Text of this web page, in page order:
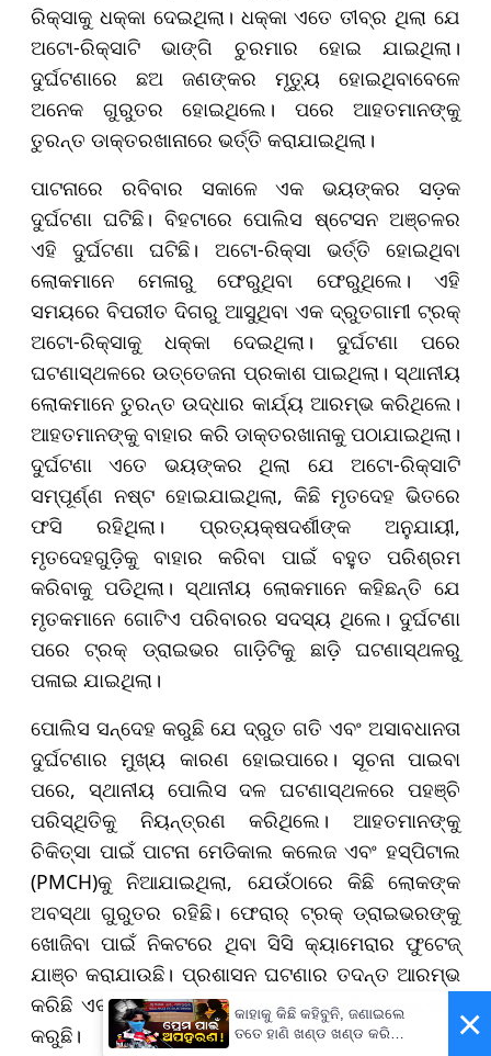
ରିକ୍ସାକୁ ଧକ୍କା ଦେଇଥିଲା। ଧକ୍କା ଏତେ ତୀବ୍ର ଥିଲା ଯେ
ଅଟୋ-ରିକ୍ସାଟି ଭାଙ୍ଗି ଚୁରମାର ହୋଇ ଯାଇଥିଲା।
ଦୁର୍ଘଟଣାରେ ଛଅ ଜଣଙ୍କର ମୃତ୍ୟୁ ହୋଇଥିବାବେଳେ
ଅନେକ ଗୁରୁତର ହୋଇଥିଲେ। ପରେ ଆହତମାନଙ୍କୁ
ତୁରନ୍ତ ଡାକ୍ତରଖାନାରେ ଭର୍ତ୍ତି କରାଯାଇଥିଲା।
ପାଟନାରେ ରବିବାର ସକାଳେ ଏକ ଭୟଙ୍କର ସଡ଼କ
ଦୁର୍ଘଟଣା ଘଟିଛି। ବିହଟାରେ ପୋଲିସ ଷ୍ଟେସନ ଅଞ୍ଚଳର
ଏହି ଦୁର୍ଘଟଣା ଘଟିଛି। ଅଟୋ-ରିକ୍ସା ଭର୍ତ୍ତି ହୋଇଥିବା
ଲୋକମାନେ ମେଳାରୁ ଫେରୁଥିବା ଫେରୁଥିଲେ। ଏହି
ସମୟରେ ବିପରୀତ ଦିଗରୁ ଆସୁଥିବା ଏକ ଦ୍ରୁତଗାମୀ ଟ୍ରକ୍
ଅଟୋ-ରିକ୍ସାକୁ ଧକ୍କା ଦେଇଥିଲା। ଦୁର୍ଘଟଣା ପରେ
ଘଟଣାସ୍ଥଳରେ ଉତ୍ତେଜନା ପ୍ରକାଶ ପାଇଥିଲା। ସ୍ଥାନୀୟ
ଲୋକମାନେ ତୁରନ୍ତ ଉଦ୍ଧାର କାର୍ଯ୍ୟ ଆରମ୍ଭ କରିଥିଲେ।
ଆହତମାନଙ୍କୁ ବାହାର କରି ଡାକ୍ତରଖାନାକୁ ପଠାଯାଇଥିଲା।
ଦୁର୍ଘଟଣା ଏତେ ଭୟଙ୍କର ଥିଲା ଯେ ଅଟୋ-ରିକ୍ସାଟି
ସମ୍ପୂର୍ଣ୍ଣ ନଷ୍ଟ ହୋଇଯାଇଥିଲା, କିଛି ମୃତଦେହ ଭିତରେ
ଫସି ରହିଥିଲା। ପ୍ରତ୍ୟକ୍ଷଦର୍ଶୀଙ୍କ ଅନୁଯାୟୀ,
ମୃତଦେହଗୁଡ଼ିକୁ ବାହାର କରିବା ପାଇଁ ବହୁତ ପରିଶ୍ରମ
କରିବାକୁ ପଡିଥିଲା। ସ୍ଥାନୀୟ ଲୋକମାନେ କହିଛନ୍ତି ଯେ
ମୃତକମାନେ ଗୋଟିଏ ପରିବାରର ସଦସ୍ୟ ଥିଲେ। ଦୁର୍ଘଟଣା
ପରେ ଟ୍ରକ୍ ଡ୍ରାଇଭର ଗାଡ଼ିଟିକୁ ଛାଡ଼ି ଘଟଣାସ୍ଥଳରୁ
ପଳାଇ ଯାଇଥିଲା।
ପୋଲିସ ସନ୍ଦେହ କରୁଛି ଯେ ଦ୍ରୁତ ଗତି ଏବଂ ଅସାବଧାନତା
ଦୁର୍ଘଟଣାର ମୁଖ୍ୟ କାରଣ ହୋଇପାରେ। ସୂଚନା ପାଇବା
ପରେ, ସ୍ଥାନୀୟ ପୋଲିସ ଦଳ ଘଟଣାସ୍ଥଳରେ ପହଞ୍ଚି
ପରିସ୍ଥିତିକୁ ନିୟନ୍ତ୍ରଣ କରିଥିଲେ। ଆହତମାନଙ୍କୁ
ଚିକିତ୍ସା ପାଇଁ ପାଟନା ମେଡିକାଲ କଲେଜ ଏବଂ ହସ୍ପିଟାଲ
(PMCH)କୁ ନିଆଯାଇଥିଲା, ଯେଉଁଠାରେ କିଛି ଲୋକଙ୍କ
ଅବସ୍ଥା ଗୁରୁତର ରହିଛି। ଫେରାର୍ ଟ୍ରକ୍ ଡ୍ରାଇଭରଙ୍କୁ
ଖୋଜିବା ପାଇଁ ନିକଟରେ ଥିବା ସିସି କ୍ୟାମେରାର ଫୁଟେଜ୍
ଯାଞ୍ଚ କରାଯାଉଛି। ପ୍ରଶାସନ ଘଟଣାର ତଦନ୍ତ ଆରମ୍ଭ
କରିଛି ଏବଂ ଦୁର୍ଘଟଣାର କାରଣ ନିର୍ଣ୍ଣୟ କରିବାକୁ ଚେଷ୍ଟା
କରୁଛି।
×
କାହାକୁ କିଛି କହିବୁନି, ଜଣାଇଲେ
ତତେ ହାଣି ଖଣ୍ଡ ଖଣ୍ଡ କରି